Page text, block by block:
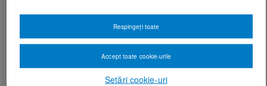
Setări cookie-uri
Respingeți toate
Accept toate cookie-urile